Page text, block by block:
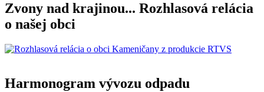
Zvony nad krajinou... Rozhlasová relácia
o našej obci
Harmonogram vývozu odpadu